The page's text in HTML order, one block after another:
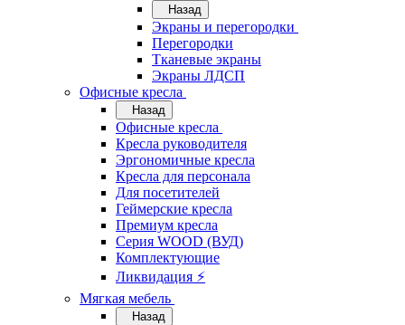
Назад
Экраны и перегородки
Перегородки
Тканевые экраны
Экраны ЛДСП
Офисные кресла
Назад
Офисные кресла
Кресла руководителя
Эргономичные кресла
Кресла для персонала
Для посетителей
Геймерские кресла
Премиум кресла
Серия WOOD (ВУД)
Комплектующие
Ликвидация ⚡
Мягкая мебель
Назад